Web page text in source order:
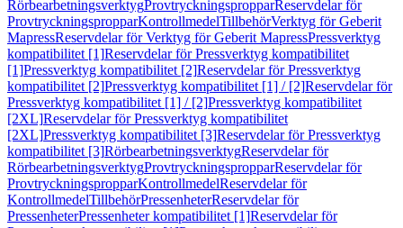
RörbearbetningsverktygProvtryckningspropparReservdelar för
ProvtryckningspropparKontrollmedelTillbehörVerktyg för Geberit
MapressReservdelar för Verktyg för Geberit MapressPressverktyg
kompatibilitet [1]Reservdelar för Pressverktyg kompatibilitet
[1]Pressverktyg kompatibilitet [2]Reservdelar för Pressverktyg
kompatibilitet [2]Pressverktyg kompatibilitet [1] / [2]Reservdelar för
Pressverktyg kompatibilitet [1] / [2]Pressverktyg kompatibilitet
[2XL]Reservdelar för Pressverktyg kompatibilitet
[2XL]Pressverktyg kompatibilitet [3]Reservdelar för Pressverktyg
kompatibilitet [3]RörbearbetningsverktygReservdelar för
RörbearbetningsverktygProvtryckningspropparReservdelar för
ProvtryckningspropparKontrollmedelReservdelar för
KontrollmedelTillbehörPressenheterReservdelar för
PressenheterPressenheter kompatibilitet [1]Reservdelar för